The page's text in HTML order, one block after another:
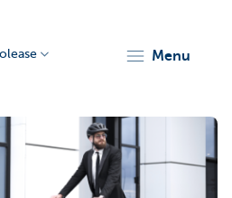
menu